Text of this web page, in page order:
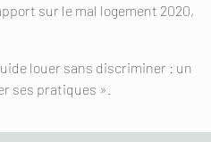
sur le mal logement 2020,
louer sans discriminer : un
ses pratiques ».